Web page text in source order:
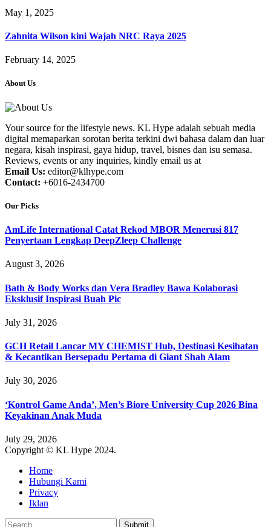
May 1, 2025
Zahnita Wilson kini Wajah NRC Raya 2025
February 14, 2025
About Us
Your source for the lifestyle news. KL Hype adalah sebuah media
digital memaparkan sorotan berita terkini dwi bahasa dalam dan luar
negara, kisah inspirasi, gaya hidup, travel, bisnes dan isu semasa.
Reviews, events or any inquiries, kindly email us at
Email Us: editor@klhype.com
Contact: +6016-2434700
Our Picks
AmLife International Catat Rekod MBOR Menerusi 817
Penyertaan Lengkap DeepZleep Challenge
August 3, 2026
Bath & Body Works dan Vera Bradley Bawa Kolaborasi
Eksklusif Inspirasi Buah Pic
July 31, 2026
GCH Retail Lancar MY CHEMIST Hub, Destinasi Kesihatan
& Kecantikan Bersepadu Pertama di Giant Shah Alam
July 30, 2026
‘Kontrol Game Anda’, Men’s Biore University Cup 2026 Bina
Keyakinan Anak Muda
July 29, 2026
Copyright © KL Hype 2024.
Home
Hubungi Kami
Privacy
Iklan
Submit